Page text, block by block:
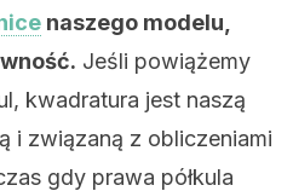
naszego modelu,
Jeśli powiążemy
kwadratura jest naszą
i związaną z obliczeniami
gdy prawa półkula